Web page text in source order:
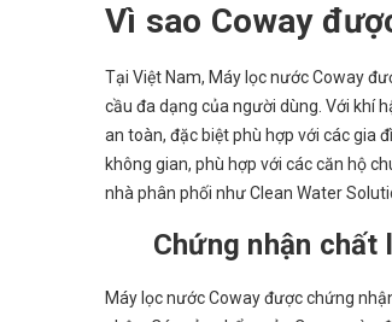
Vì sao Coway
Tại Việt Nam, Máy lọc nước Coway
cầu đa dạng của người dùng. Với khí
an toàn, đặc biệt phù hợp với các gia
không gian, phù hợp với các căn hộ
nhà phân phối như Clean Water
Chứng nhận
Máy lọc nước Coway được chứng